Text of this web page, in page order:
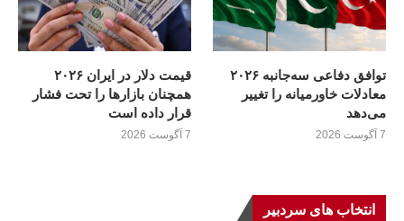
توافق دفاعی سه‌جانبه ۲۰۲۶
معادلات خاورمیانه را تغییر
می‌دهد
7 آگوست 2026
قیمت دلار در ایران ۲۰۲۶
همچنان بازارها را تحت فشار
قرار داده است
7 آگوست 2026
انتخاب های سردبیر